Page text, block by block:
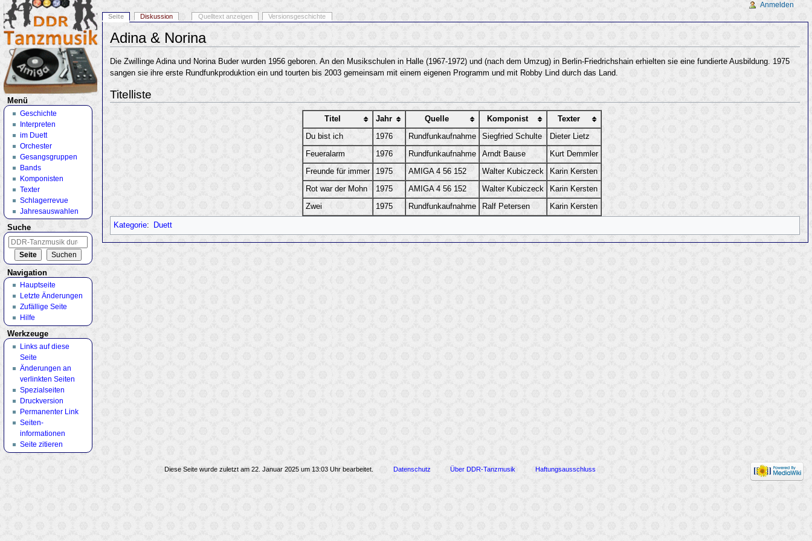
Adina & Norina
Die Zwillinge Adina und Norina Buder wurden 1956 geboren. An den Musikschulen in Halle (1967-1972) und (nach dem Umzug) in Berlin-Friedrichshain erhielten sie eine fundierte Ausbildung. 1975
sangen sie ihre erste Rundfunkproduktion ein und tourten bis 2003 gemeinsam mit einem eigenen Programm und mit Robby Lind durch das Land.
Titelliste
Titel Jahr Quelle Komponist Texter
Du bist ich 1976 Rundfunkaufnahme Siegfried Schulte Dieter Lietz
Feueralarm 1976 Rundfunkaufnahme Arndt Bause Kurt Demmler
Freunde für immer 1975 AMIGA 4 56 152 Walter Kubiczeck Karin Kersten
Rot war der Mohn 1975 AMIGA 4 56 152 Walter Kubiczeck Karin Kersten
Zwei 1975 Rundfunkaufnahme Ralf Petersen Karin Kersten
Kategorie: Duett
Seite Diskussion Quelltext anzeigen Versionsgeschichte
Anmelden
Menü
Geschichte
Interpreten
im Duett
Orchester
Gesangsgruppen
Bands
Komponisten
Texter
Schlagerrevue
Jahresauswahlen
Suche
Navigation
Hauptseite
Letzte Änderungen
Zufällige Seite
Hilfe
Werkzeuge
Links auf diese
Seite
Änderungen an
verlinkten Seiten
Spezialseiten
Druckversion
Permanenter Link
Seiten­
informationen
Seite zitieren
Diese Seite wurde zuletzt am 22. Januar 2025 um 13:03 Uhr bearbeitet. Datenschutz Über DDR-Tanzmusik Haftungsausschluss